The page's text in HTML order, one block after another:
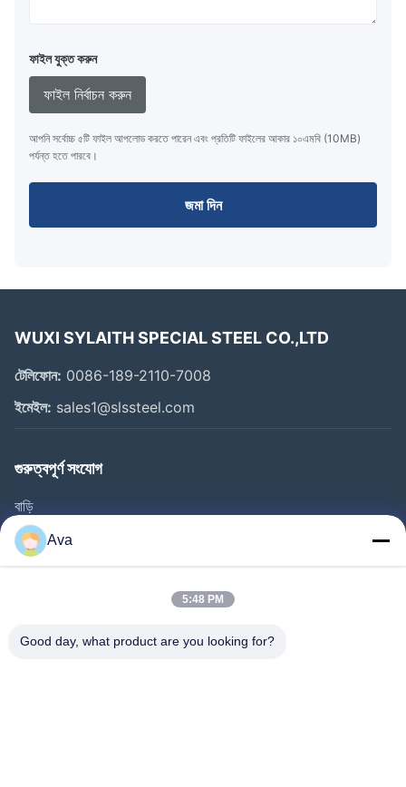
ফাইল যুক্ত করুন
ফাইল নির্বাচন করুন
আপনি সর্বোচ্চ ৫টি ফাইল আপলোড করতে পারেন এবং প্রতিটি ফাইলের আকার ১০এমবি (10MB)
পর্যন্ত হতে পারবে।
জমা দিন
WUXI SYLAITH SPECIAL STEEL CO.,LTD
টেলিফোন: 0086-189-2110-7008
ইমেইল: sales1@slssteel.com
গুরুত্বপূর্ণ সংযোগ
বাড়ি
পণ্য
ভিডিও
কারখানা পরিদর্শন
Ava
5:48 PM
Good day, what product are you looking for?